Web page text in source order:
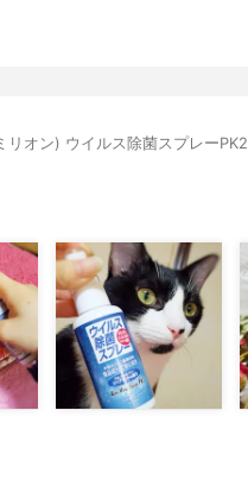
リオン) ウイルス除菌スプレーPK2